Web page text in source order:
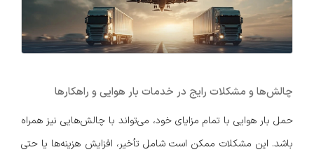
چالش‌ها و مشکلات رایج در خدمات بار هوایی و راهکارها
حمل بار هوایی با تمام مزایای خود، می‌تواند با چالش‌هایی نیز همراه
باشد. این مشکلات ممکن است شامل تأخیر، افزایش هزینه‌ها یا حتی